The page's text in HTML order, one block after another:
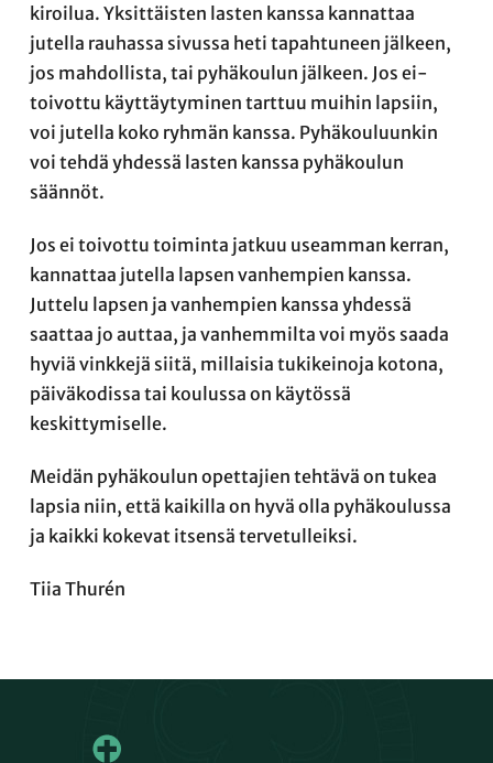
kiroilua. Yksittäisten lasten kanssa kannattaa
jutella rauhassa sivussa heti tapahtuneen jälkeen,
jos mahdollista, tai pyhäkoulun jälkeen. Jos ei-
toivottu käyttäytyminen tarttuu muihin lapsiin,
voi jutella koko ryhmän kanssa. Pyhäkouluunkin
voi tehdä yhdessä lasten kanssa pyhäkoulun
säännöt.
Jos ei toivottu toiminta jatkuu useamman kerran,
kannattaa jutella lapsen vanhempien kanssa.
Juttelu lapsen ja vanhempien kanssa yhdessä
saattaa jo auttaa, ja vanhemmilta voi myös saada
hyviä vinkkejä siitä, millaisia tukikeinoja kotona,
päiväkodissa tai koulussa on käytössä
keskittymiselle.
Meidän pyhäkoulun opettajien tehtävä on tukea
lapsia niin, että kaikilla on hyvä olla pyhäkoulussa
ja kaikki kokevat itsensä tervetulleiksi.
Tiia Thurén